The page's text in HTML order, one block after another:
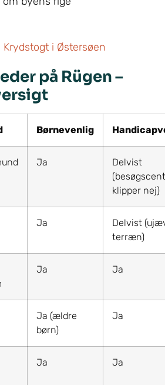
Krydstogt i Østersøen
på Rügen –
Børnevenlig
Ja
Delvist
klipper nej)
Ja
Delvist
terræn)
Ja Ja
Ja (ældre
børn)
Ja
Ja Ja